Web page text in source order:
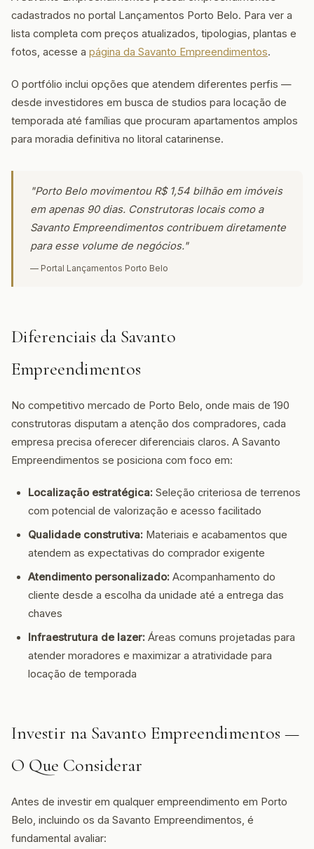
cadastrados no portal Lançamentos Porto Belo. Para ver a
lista completa com preços atualizados, tipologias, plantas e
fotos, acesse a página da Savanto Empreendimentos.
O portfólio inclui opções que atendem diferentes perfis —
desde investidores em busca de studios para locação de
temporada até famílias que procuram apartamentos amplos
para moradia definitiva no litoral catarinense.
"Porto Belo movimentou R$ 1,54 bilhão em imóveis
em apenas 90 dias. Construtoras locais como a
Savanto Empreendimentos contribuem diretamente
para esse volume de negócios."
— Portal Lançamentos Porto Belo
Diferenciais da Savanto
Empreendimentos
No competitivo mercado de Porto Belo, onde mais de 190
construtoras disputam a atenção dos compradores, cada
empresa precisa oferecer diferenciais claros. A Savanto
Empreendimentos se posiciona com foco em:
Localização estratégica: Seleção criteriosa de terrenos
com potencial de valorização e acesso facilitado
Qualidade construtiva: Materiais e acabamentos que
atendem as expectativas do comprador exigente
Atendimento personalizado: Acompanhamento do
cliente desde a escolha da unidade até a entrega das
chaves
Infraestrutura de lazer: Áreas comuns projetadas para
atender moradores e maximizar a atratividade para
locação de temporada
Investir na Savanto Empreendimentos —
O Que Considerar
Antes de investir em qualquer empreendimento em Porto
Belo, incluindo os da Savanto Empreendimentos, é
fundamental avaliar: